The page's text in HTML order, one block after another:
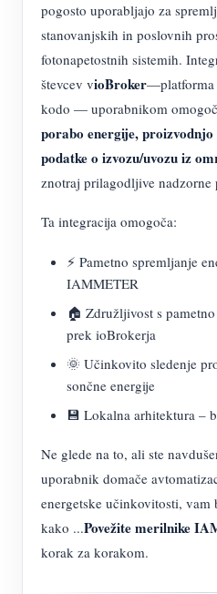
pogosto uporabljajo za
stanovanjskih in poslovnih
fotonapetostnih sistemih.
števcev vioBroker—platforma
kodo — uporabnikom
porabo energije, proizvodnjo
podatke o izvozu/uvozu iz
znotraj prilagodljive nadzorne
Ta integracija omogoča:
⚡ Pametno spremljanje
IAMMETER
🏠 Združljivost s
prek ioBrokerja
🌞 Učinkovito sledenje
sončne energije
💾 Lokalna arhitektura –
Ne glede na to, ali ste
uporabnik domače
energetske učinkovitosti, vam
kako ...Povežite merilnike
korak za korakom.